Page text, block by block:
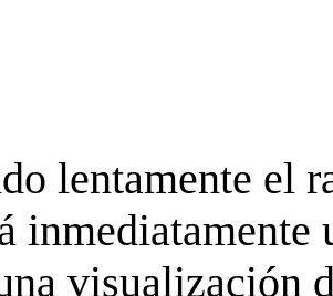
lentamente el
visualización